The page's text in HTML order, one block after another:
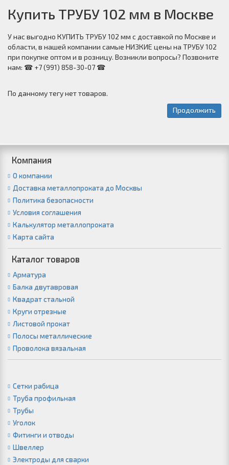
Купить ТРУБУ 102 мм в Москве
У нас выгодно КУПИТЬ ТРУБУ 102 мм с доставкой по Москве и
области, в нашей компании самые НИЗКИЕ цены на ТРУБУ 102
при покупке оптом и в розницу. Возникли вопросы? Позвоните
нам: ☎ +7 (991) 858-30-07 ☎
По данному тегу нет товаров.
Продолжить
Компания
О компании
Доставка металлопроката до Москвы
Политика безопасности
Условия соглашения
Калькулятор металлопроката
Карта сайта
Каталог товаров
Арматура
Балка двутавровая
Квадрат стальной
Круги отрезные
Листовой прокат
Полосы металлические
Проволока вязальная
Сетки рабица
Труба профильная
Трубы
Уголок
Фитинги и отводы
Швеллер
Электроды для сварки